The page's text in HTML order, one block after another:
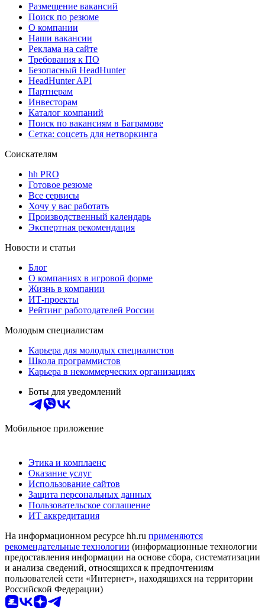
Размещение вакансий
Поиск по резюме
О компании
Наши вакансии
Реклама на сайте
Требования к ПО
Безопасный HeadHunter
HeadHunter API
Партнерам
Инвесторам
Каталог компаний
Поиск по вакансиям в Баграмове
Сетка: соцсеть для нетворкинга
Соискателям
hh PRO
Готовое резюме
Все сервисы
Хочу у вас работать
Производственный календарь
Экспертная рекомендация
Новости и статьи
Блог
О компаниях в игровой форме
Жизнь в компании
ИТ-проекты
Рейтинг работодателей России
Молодым специалистам
Карьера для молодых специалистов
Школа программистов
Карьера в некоммерческих организациях
Боты для уведомлений
Мобильное приложение
Этика и комплаенс
Оказание услуг
Использование сайтов
Защита персональных данных
Пользовательское соглашение
ИТ аккредитация
На информационном ресурсе hh.ru применяются
рекомендательные технологии (информационные технологии
предоставления информации на основе сбора, систематизации
и анализа сведений, относящихся к предпочтениям
пользователей сети «Интернет», находящихся на территории
Российской Федерации)